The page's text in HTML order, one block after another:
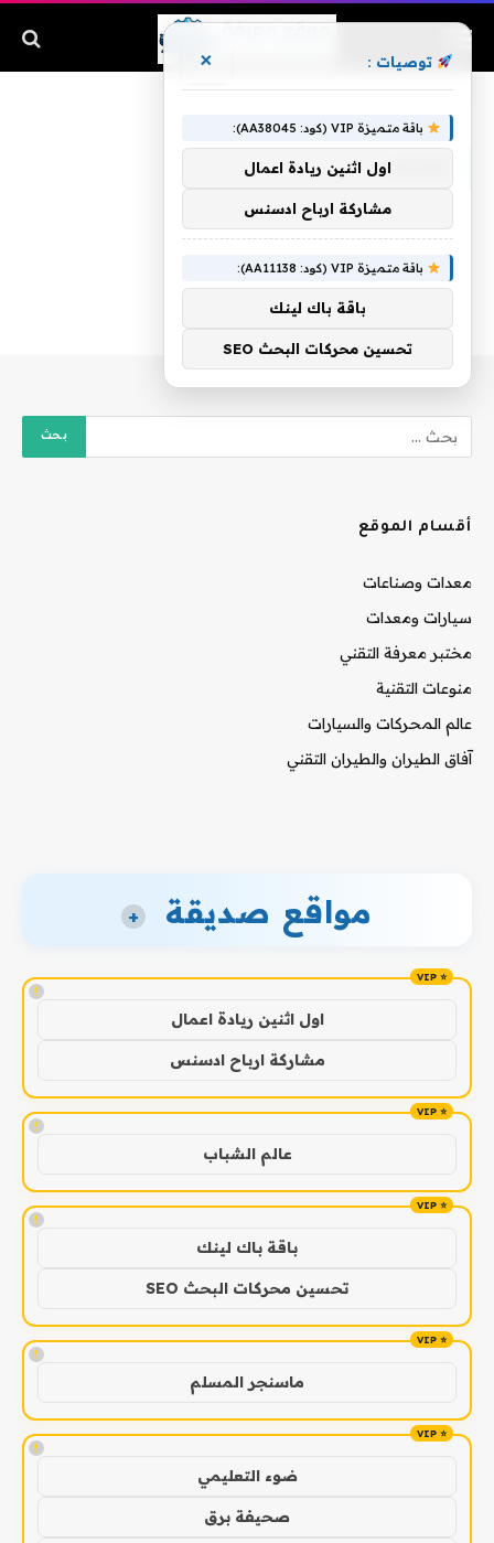
بإرخص
أقسام الموقع
معدات وصناعات
سيارات ومعدات
مختبر معرفة التقني
منوعات التقنية
عالم المحركات والسيارات
آفاق الطيران والطيران التقني
مواقع صديقة +
!
اول اثنين ريادة اعمال
مشاركة ارباح ادسنس
!
عالم الشباب
!
باقة باك لينك
تحسين محركات البحث SEO
!
ماسنجر المسلم
!
ضوء التعليمي
صحيفة برق
توصيات : ×
باقة متميزة VIP (كود: AA38045):
اول اثنين ريادة اعمال
مشاركة ارباح ادسنس
باقة متميزة VIP (كود: AA11138):
باقة باك لينك
تحسين محركات البحث SEO